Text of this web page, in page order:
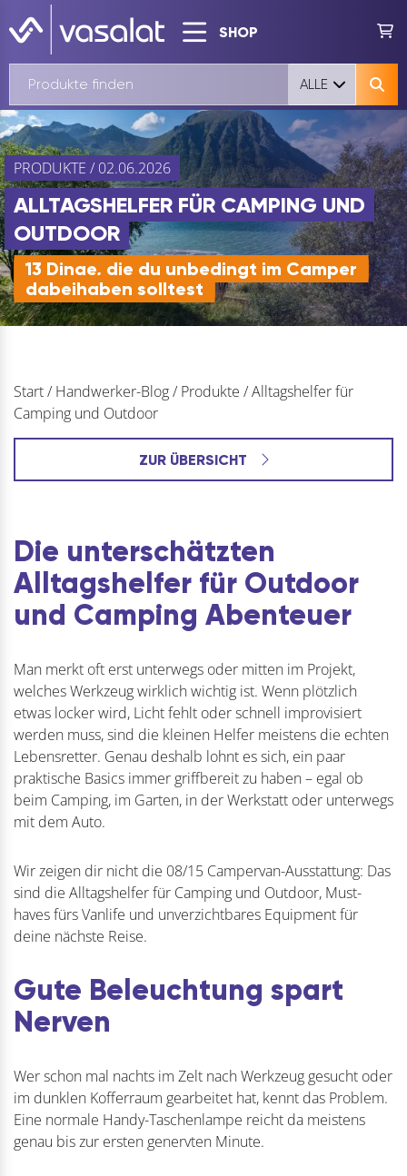
SHOP
ALLE
PRODUKTE / 02.06.2026
ALLTAGSHELFER FÜR CAMPING UND
OUTDOOR
13 Dinge, die du unbedingt im Camper
dabeihaben solltest
Start/ Handwerker-Blog/ Produkte /Alltagshelfer für
Camping und Outdoor
ZUR ÜBERSICHT
Die unterschätzten
Alltagshelfer für Outdoor
und Camping Abenteuer
Man merkt oft erst unterwegs oder mitten im Projekt,
welches Werkzeug wirklich wichtig ist. Wenn plötzlich
etwas locker wird, Licht fehlt oder schnell improvisiert
werden muss, sind die kleinen Helfer meistens die echten
Lebensretter. Genau deshalb lohnt es sich, ein paar
praktische Basics immer griffbereit zu haben – egal ob
beim Camping, im Garten, in der Werkstatt oder unterwegs
mit dem Auto.
Wir zeigen dir nicht die 08/15 Campervan-Ausstattung: Das
sind die Alltagshelfer für Camping und Outdoor, Must-
haves fürs Vanlife und unverzichtbares Equipment für
deine nächste Reise.
Gute Beleuchtung spart
Nerven
Wer schon mal nachts im Zelt nach Werkzeug gesucht oder
im dunklen Kofferraum gearbeitet hat, kennt das Problem.
Eine normale Handy-Taschenlampe reicht da meistens
genau bis zur ersten genervten Minute.